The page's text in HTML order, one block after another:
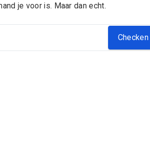
je voor is. Maar dan echt.
Checken